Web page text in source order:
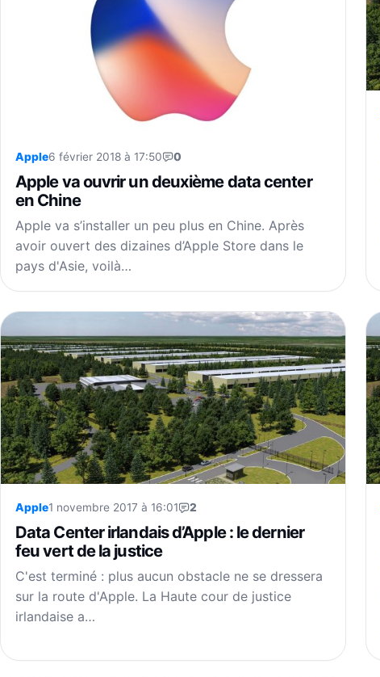
Apple6 février 2018 à 17:50 0
Apple va ouvrir un deuxième data center
en Chine
Apple va s’installer un peu plus en Chine. Après
avoir ouvert des dizaines d’Apple Store dans le
pays d'Asie, voilà…
Apple1 novembre 2017 à 16:01 2
Data Center irlandais d’Apple : le dernier
feu vert de la justice
C'est terminé : plus aucun obstacle ne se dressera
sur la route d'Apple. La Haute cour de justice
irlandaise a…